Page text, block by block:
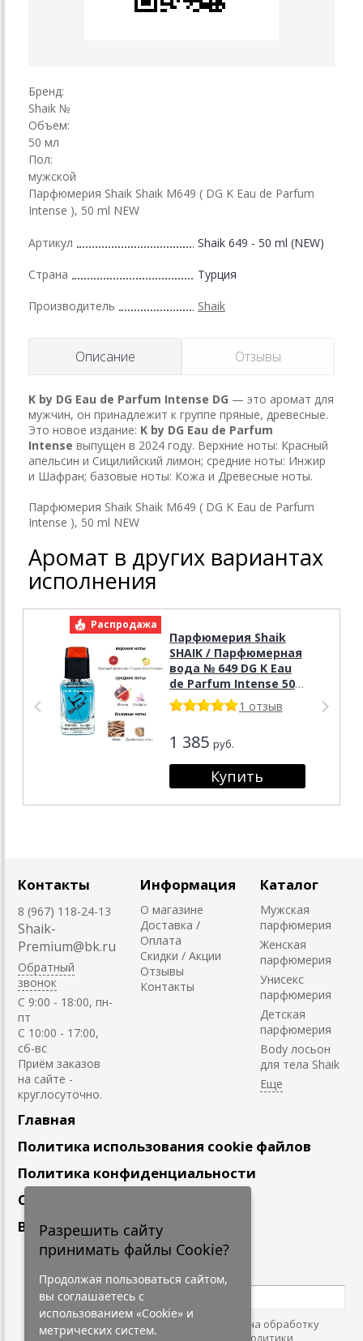
Бренд:
Shaik №
Объем:
50 мл
Пол:
мужской
Парфюмерия Shaik Shaik M649 ( DG K Eau de Parfum
Intense ), 50 ml NEW
Артикул Shaik 649 - 50 ml (NEW)
Страна Турция
Производитель Shaik
Описание Отзывы
K by DG Eau de Parfum Intense DG — это аромат для
мужчин, он принадлежит к группе пряные, древесные.
Это новое издание: K by DG Eau de Parfum
Intense выпущен в 2024 году. Верхние ноты: Красный
апельсин и Сицилийский лимон; средние ноты: Инжир
и Шафран; базовые ноты: Кожа и Древесные ноты.
Парфюмерия Shaik Shaik M649 ( DG K Eau de Parfum
Intense ), 50 ml NEW
Аромат в других вариантах
исполнения
Распродажа
Парфюмерия Shaik
SHAIK / Парфюмерная
вода № 649 DG K Eau
de Parfum Intense 50
мл
1 отзыв
1 385 руб.
Контакты
8 (967) 118-24-13
Shaik-
Premium@bk.ru
Обратный
звонок
C 9:00 - 18:00, пн-
пт
С 10:00 - 17:00,
сб-вс
Приём заказов
на сайте -
круглосуточно.
Информация
О магазине
Доставка /
Оплата
Скидки / Акции
Отзывы
Контакты
Каталог
Мужская
парфюмерия
Женская
парфюмерия
Унисекс
парфюмерия
Детская
парфюмерия
Body лосьон
для тела Shaik
Главная
Политика использования cookie файлов
Политика конфиденциальности
Сотрудничество
Вакансии
Подпишитесь
Нажимая на кнопку, я даю согласие на обработку
персональных данных. С условиями
"Политики
Разрешить сайту
принимать файлы Cookie?
Продолжая пользоваться сайтом,
вы соглашаетесь с
использованием «Cookie» и
метрических систем.